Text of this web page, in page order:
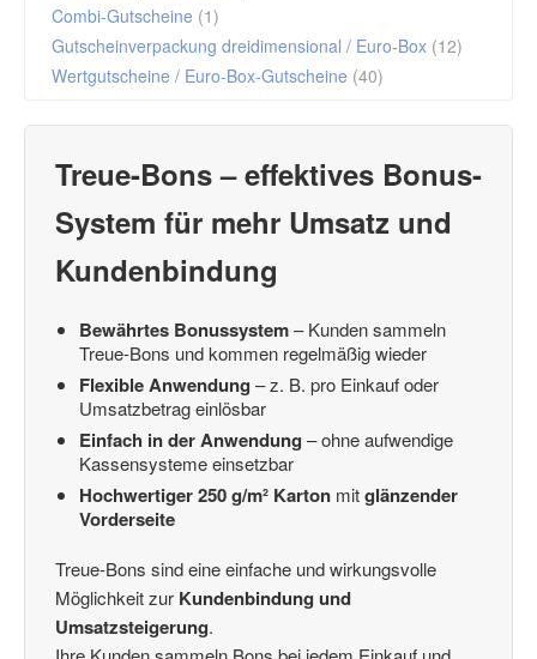
Combi-Gutscheine (1)
Gutscheinverpackung dreidimensional / Euro-Box (12)
Wertgutscheine / Euro-Box-Gutscheine (40)
Treue-Bons – effektives Bonus-
System für mehr Umsatz und
Kundenbindung
Bewährtes Bonussystem– Kunden sammeln
Treue-Bons und kommen regelmäßig wieder
Flexible Anwendung – z. B. pro Einkauf oder
Umsatzbetrag einlösbar
Einfach in der Anwendung – ohne aufwendige
Kassensysteme einsetzbar
Hochwertiger 250 g/m² Karton mitglänzender
Vorderseite
Treue-Bons sind eine einfache und wirkungsvolle
Möglichkeit zur Kundenbindung und
Umsatzsteigerung.